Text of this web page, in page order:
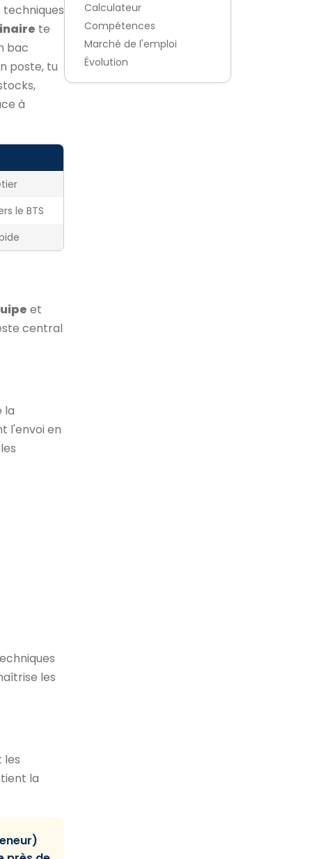
te
bac
poste, tu
à
le BTS
et
central
la
l'envoi en
les
les
la
Calculateur
Compétences
Marché de l'emploi
Évolution